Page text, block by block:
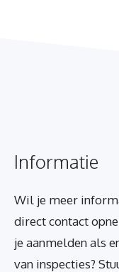
Informatie
Wil je meer
direct contact
je aanmelden als
van inspecties?